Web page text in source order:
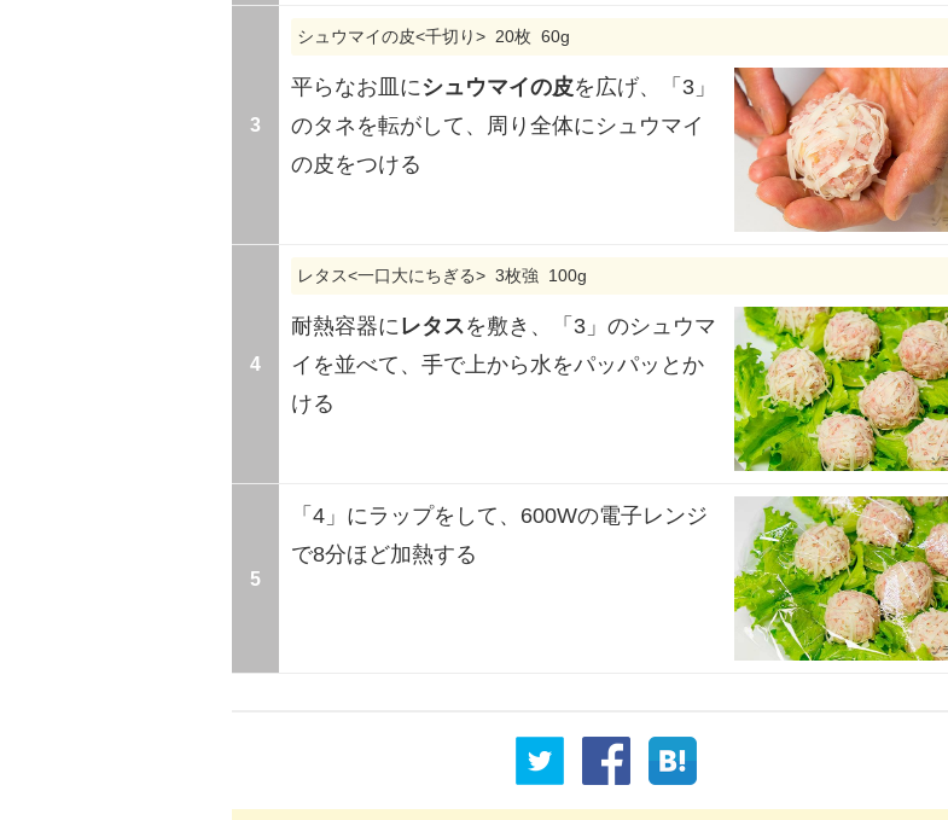
3
シュウマイの皮<千切り> 20枚 60g
平らなお皿にシュウマイの皮を広げ、「3」
のタネを転がして、周り全体にシュウマイ
の皮をつける
4
レタス<一口大にちぎる> 3枚強 100g
耐熱容器にレタスを敷き、「3」のシュウマ
イを並べて、手で上から水をパッパッとか
ける
5
「4」にラップをして、600Wの電子レンジ
で8分ほど加熱する